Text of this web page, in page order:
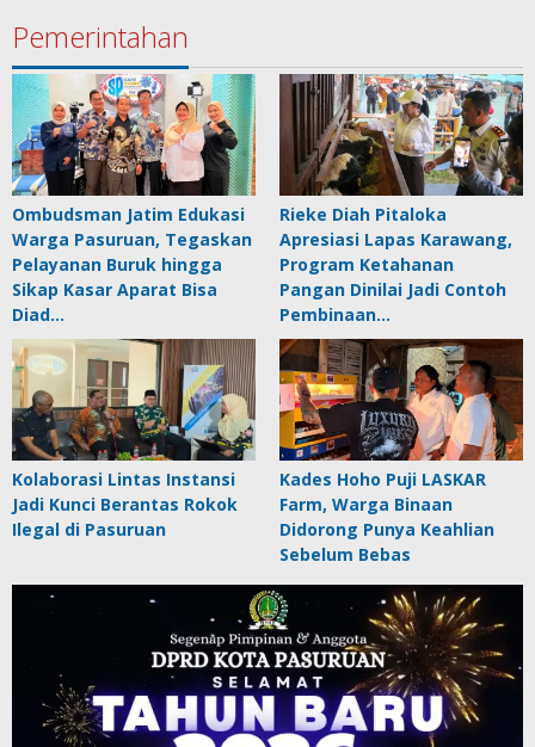
Pemerintahan
Ombudsman Jatim Edukasi
Warga Pasuruan, Tegaskan
Pelayanan Buruk hingga
Sikap Kasar Aparat Bisa
Diad…
Rieke Diah Pitaloka
Apresiasi Lapas Karawang,
Program Ketahanan
Pangan Dinilai Jadi Contoh
Pembinaan…
Kolaborasi Lintas Instansi
Jadi Kunci Berantas Rokok
Ilegal di Pasuruan
Kades Hoho Puji LASKAR
Farm, Warga Binaan
Didorong Punya Keahlian
Sebelum Bebas